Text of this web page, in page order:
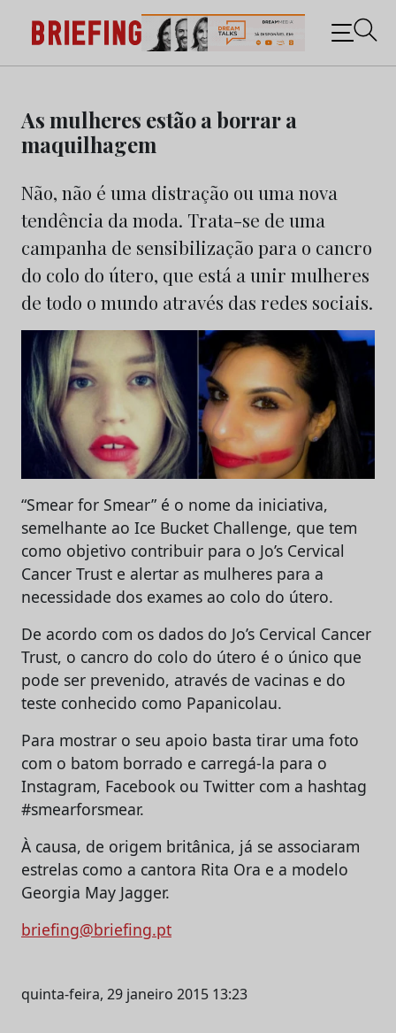
content
Briefing: Todas as notícias sobre os negócios do
Marketing e da Publicidade
As mulheres estão a borrar a
maquilhagem
Não, não é uma distração ou uma nova
tendência da moda. Trata-se de uma
campanha de sensibilização para o cancro
do colo do útero, que está a unir mulheres
de todo o mundo através das redes sociais.
“Smear for Smear” é o nome da iniciativa,
semelhante ao Ice Bucket Challenge, que tem
como objetivo contribuir para o Jo’s Cervical
Cancer Trust e alertar as mulheres para a
necessidade dos exames ao colo do útero.
De acordo com os dados do Jo’s Cervical Cancer
Trust, o cancro do colo do útero é o único que
pode ser prevenido, através de vacinas e do
teste conhecido como Papanicolau.
Para mostrar o seu apoio basta tirar uma foto
com o batom borrado e carregá-la para o
Instagram, Facebook ou Twitter com a hashtag
#smearforsmear.
À causa, de origem britânica, já se associaram
estrelas como a cantora Rita Ora e a modelo
Georgia May Jagger.
briefing@briefing.pt
quinta-feira, 29 janeiro 2015 13:23